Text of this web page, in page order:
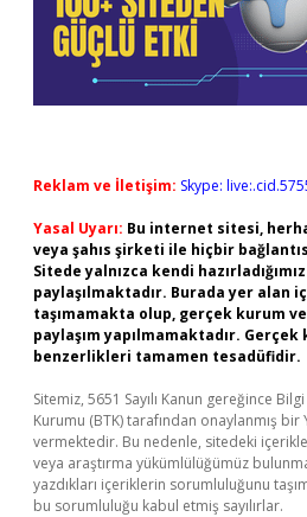
Reklam ve İletişim: Skype:
Yasal Uyarı: Bu internet sitesi,
veya şahıs şirketi ile hiçbir
Sitede yalnızca kendi
paylaşılmaktadır. Burada yer alan
taşımamakta olup, gerçek kurum
paylaşım yapılmamaktadır.
benzerlikleri tamamen tesadüfidir.
Sitemiz, 5651 Sayılı Kanun gereğince
Kurumu (BTK) tarafından onaylanmış bir
vermektedir. Bu nedenle, sitedeki
veya araştırma yükümlülüğümüz
yazdıkları içeriklerin sorumluluğunu
bu sorumluluğu kabul etmiş sayılırlar.